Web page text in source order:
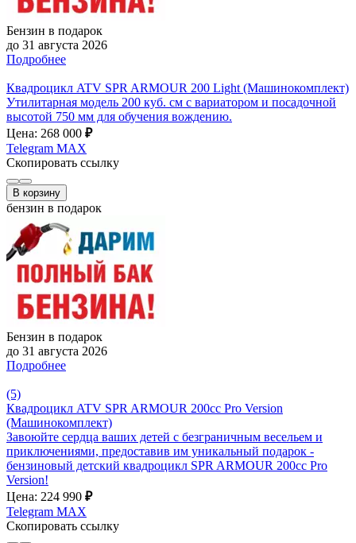
Бензин в подарок
до 31 августа 2026
Подробнее
Квадроцикл ATV SPR ARMOUR 200 Light (Машинокомплект)
Утилитарная модель 200 куб. см с вариатором и посадочной
высотой 750 мм для обучения вождению.
Цена: 268 000 ₽
Telegram MAX
Скопировать ссылку
В корзину
бензин в подарок
Бензин в подарок
до 31 августа 2026
Подробнее
(5)
Квадроцикл ATV SPR ARMOUR 200cc Pro Version
(Машинокомплект)
Завоюйте сердца ваших детей с безграничным весельем и
приключениями, предоставив им уникальный подарок -
бензиновый детский квадроцикл SPR ARMOUR 200cc Pro
Version!
Цена: 224 990 ₽
Telegram MAX
Скопировать ссылку